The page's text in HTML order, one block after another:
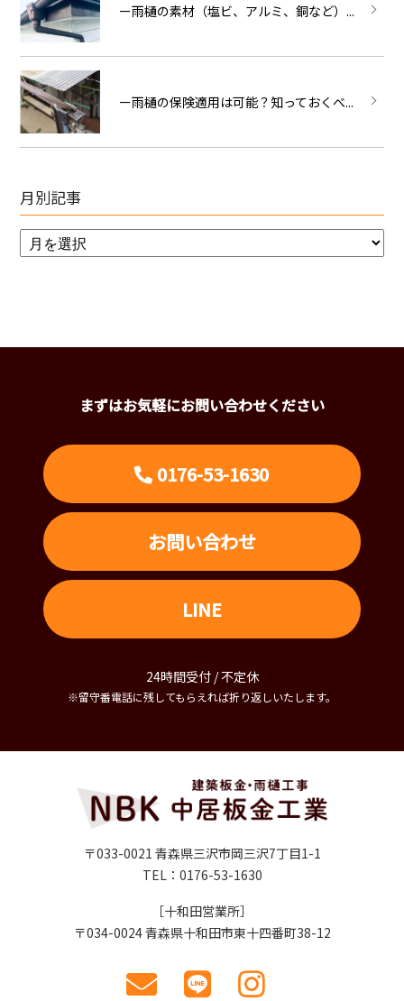
ー雨樋の素材（塩ビ、アルミ、銅など）...
ー雨樋の保険適用は可能？知っておくべ...
月別記事
まずはお気軽にお問い合わせください
0176-53-1630
お問い合わせ
LINE
24時間受付 / 不定休
※留守番電話に残してもらえれば折り返しいたします。
〒033-0021 青森県三沢市岡三沢7丁目1-1
［十和田営業所］
〒034-0024 青森県十和田市東十四番町38-12
TEL：0176-53-1630